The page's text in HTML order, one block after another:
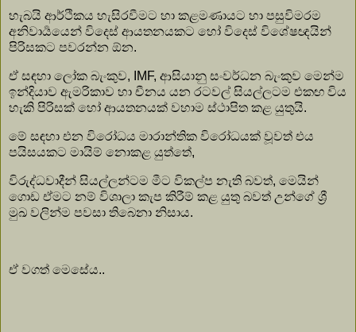
හැබයි ආර්ථිකය හැසිරවීමට හා කළමණායට හා පසුවිමරම
අනිවාර්‍යයෙන් විදෙස් ආයතනයකට හෝ විදෙස් විශේෂඥයින්
පිරිසකට පවරන්න ඕන.
ඒ සඳහා ලෝක බැංකුව, IMF, ආසියානු සංවර්ධන බැංකුව මෙන්ම
ඉන්දියාව ඇමරිකාව හා චීනය යන රටවල් සියල්ලටම එකඟ විය
හැකි පිරිසක් හෝ ආයතනයක් වහාම ස්ථාපිත කළ යුතුයි.
මේ සඳහා එන විරෝධය මාරාන්තික විරෝධයක් වූවත් එය
පයිසයකට මායිම් නොකළ යුත්තේ,
විරුද්ධවාදීන් සියල්ලන්ටම මීට විකල්ප නැති බවත්, මෙයින්
ගොඩ ඒමට නම් විශාලා කැප කිරීම් කළ යුතු බවත් උන්ගේ ශ්‍රී
මුඛ වලින්ම පවසා තිබෙනා නිසාය.
ඒ වගත් මෙසේය..